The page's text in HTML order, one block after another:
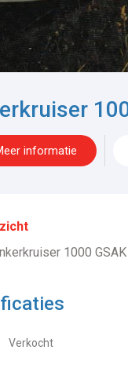
informatie
1000 GSAK
Verkocht